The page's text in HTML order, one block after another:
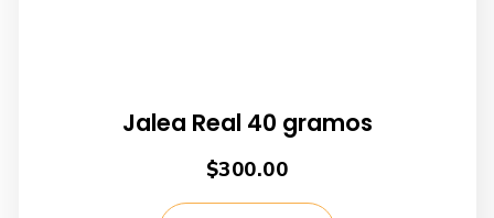
Jalea Real 40 gramos
$300.00